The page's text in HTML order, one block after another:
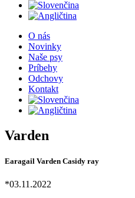
O nás
Novinky
Naše psy
Príbehy
Odchovy
Kontakt
Varden
Earagail Varden Casidy ray
*03.11.2022